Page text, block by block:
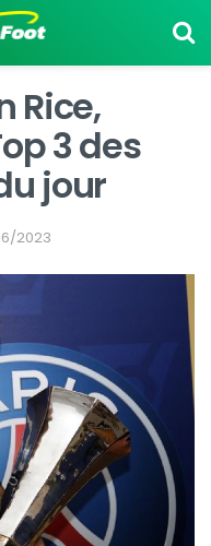
Rice,
3 des
jour
2023